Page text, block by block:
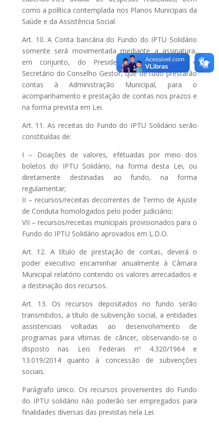
como a política contemplada nos Planos Municipais da
Saúde e da Assistência Social.
Art. 10. A Conta bancária do Fundo do IPTU Solidário
somente será movimentada mediante a assinatura,
em conjunto, do Presidente, Vice-Presidente e
Secretário do Conselho Gestor, que de tudo prestarão
contas à Administração Municipal, para o
acompanhamento e prestação de contas nos prazos e
na forma prevista em Lei.
Art. 11. As receitas do Fundo do IPTU Solidário serão
constituídas de:
I – Doações de valores, efetuadas por meio dos
boletos do IPTU Solidário, na forma desta Lei, ou
diretamente destinadas ao fundo, na forma
regulamentar;
II – recursos/receitas decorrentes de Termo de Ajuste
de Conduta homologados pelo poder judiciário;
VII – recursos/receitas municipais provisionados para o
Fundo do IPTU Solidário aprovados em L.D.O.
Art. 12. A título de prestação de contas, deverá o
poder executivo encaminhar anualmente à Câmara
Municipal relatório contendo os valores arrecadados e
a destinação dos recursos.
Art. 13. Os recursos depositados no fundo serão
transmitidos, a título de subvenção social, a entidades
assistenciais voltadas ao desenvolvimento de
programas para vítimas de câncer, observando-se o
disposto nas Leis Federais nº 4.320/1964 e
13.019/2014 quanto à concessão de subvenções
sociais.
Parágrafo único. Os recursos provenientes do Fundo
do IPTU solidário não poderão ser empregados para
finalidades diversas das previstas nela Lei.